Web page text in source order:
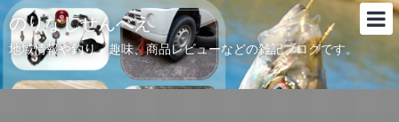
のりなしせんべえ
地域情報や釣り、趣味、商品レビューなどの雑記ブログです。